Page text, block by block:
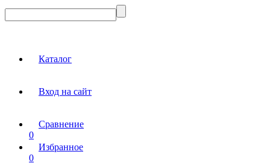
Каталог
Вход на сайт
Сравнение
0
Избранное
0